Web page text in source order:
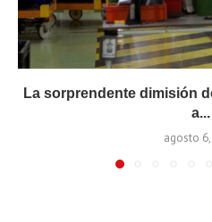
La sorprendente dimisión
a...
agosto